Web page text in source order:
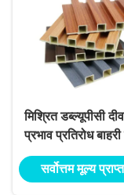
मिश्रित डब्ल्यूपीसी
प्रभाव प्रतिरोध
दीवार बोर्ड
सर्वोत्तम मूल्य